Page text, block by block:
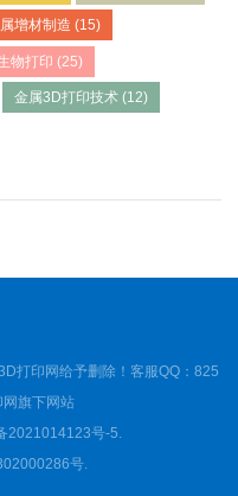
增材制造 (15)
物打印 (25)
金属3D打印技术(12)
打印网给予删除！客服QQ：825
旗下网站
2021014123号-5.
号.